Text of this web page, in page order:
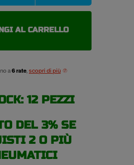
CARGO
R16C
quantità
AL CARRELLO
a6 rate, scopri di più
12 PEZZI
DEL 3% SE
2 O PIÙ